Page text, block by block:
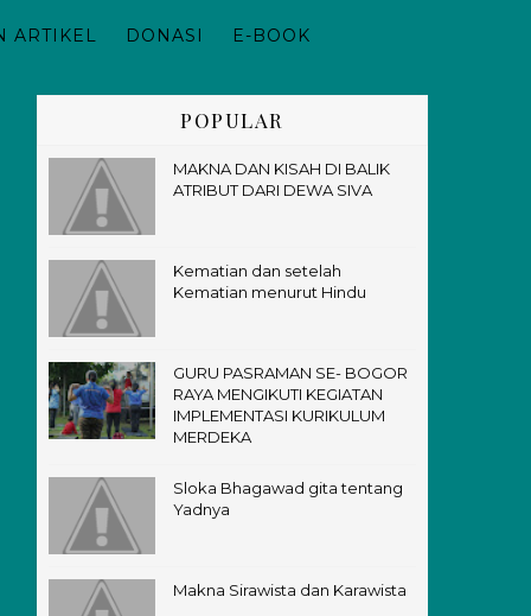
ARTIKEL DONASI E-BOOK
POPULAR
MAKNA DAN KISAH DI BALIK
ATRIBUT DARI DEWA SIVA
Kematian dan setelah
Kematian menurut Hindu
GURU PASRAMAN SE- BOGOR
RAYA MENGIKUTI KEGIATAN
IMPLEMENTASI KURIKULUM
MERDEKA
Sloka Bhagawad gita tentang
Yadnya
Makna Sirawista dan Karawista